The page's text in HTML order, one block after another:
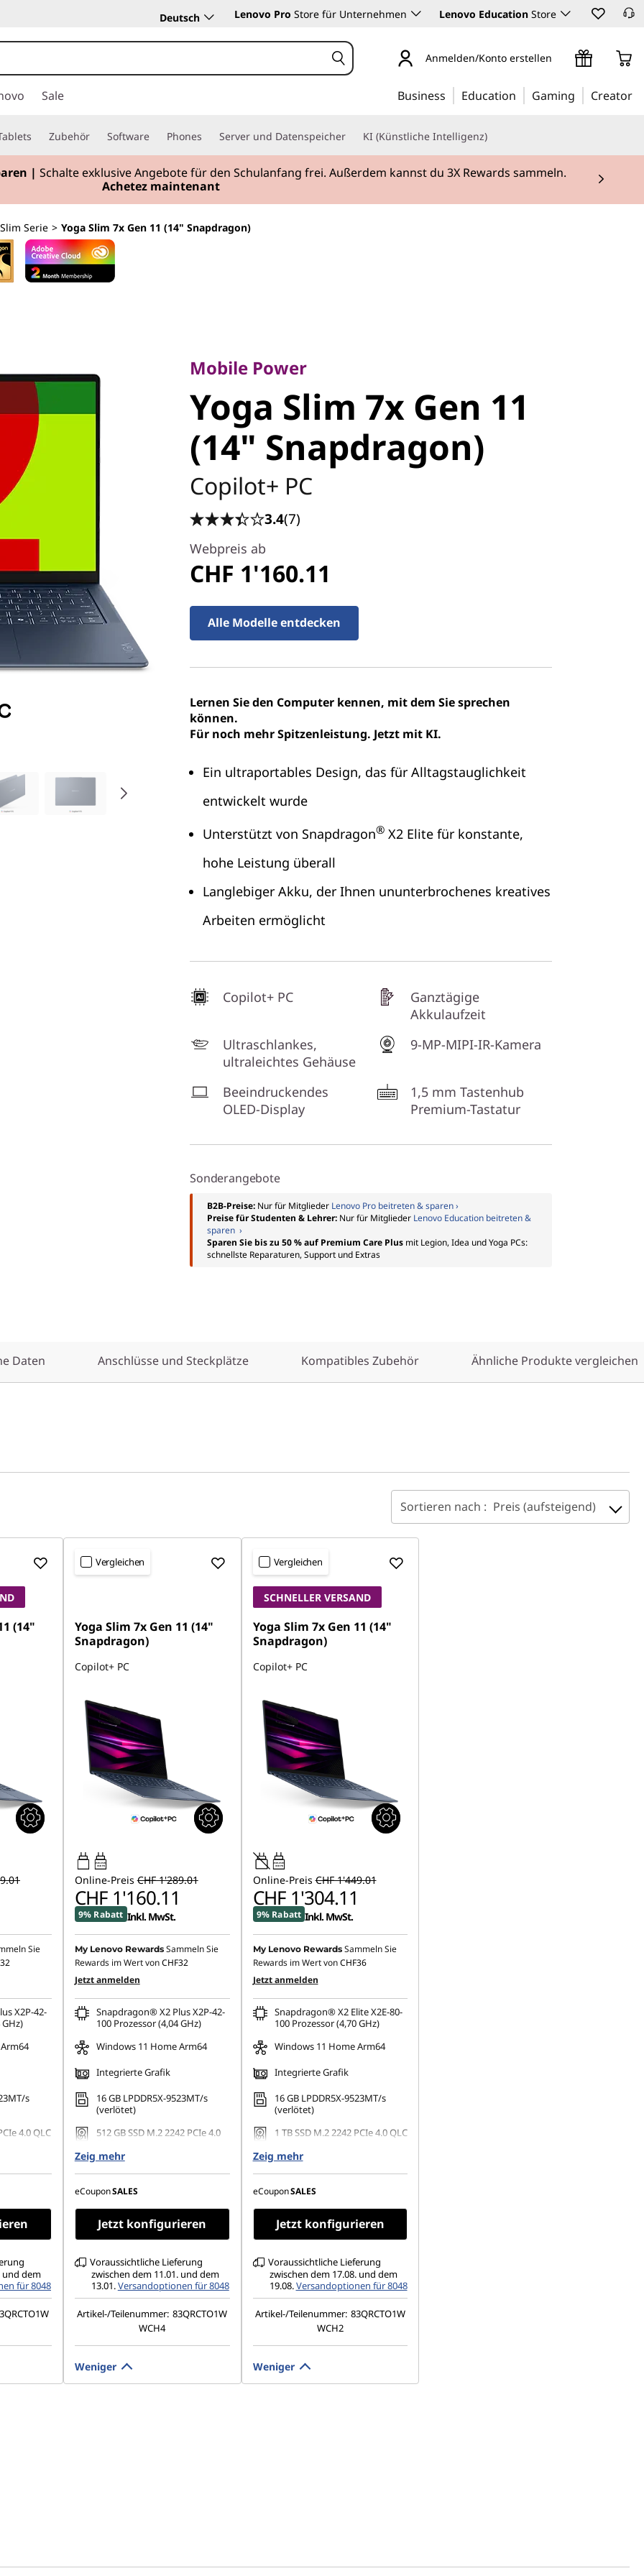
Deutsch Lenovo Pro Store für Unternehmen Lenovo Education Store
Anmelden/Konto erstellen
Sale Business Education Gaming Creator
Zubehör Software Phones Server und Datenspeicher KI (Künstliche Intelligenz)
| Schalte exklusive Angebote für den Schulanfang frei. Außerdem kannst du 3X Rewards sammeln.
Achetez maintenant
Serie > Yoga Slim 7x Gen 11 (14" Snapdragon)
Yoga Slim 7x Gen 11
(14" Snapdragon)
Mobile Power
Yoga Slim 7x Gen 11
(14" Snapdragon)
Copilot+ PC
3.4(7)
Webpreis ab
CHF 1'160.11
Alle Modelle entdecken
Lernen Sie den Computer kennen, mit dem Sie sprechen
können.
Für noch mehr Spitzenleistung. Jetzt mit KI.
Ein ultraportables Design, das für Alltagstauglichkeit
entwickelt wurde
Unterstützt von Snapdragon® X2 Elite für konstante,
hohe Leistung überall
Langlebiger Akku, der Ihnen ununterbrochenes kreatives
Arbeiten ermöglicht
Copilot+ PC
Ganztägige
Akkulaufzeit
Ultraschlankes,
ultraleichtes Gehäuse
9-MP-MIPI-IR-Kamera
Beeindruckendes
OLED-Display
1,5 mm Tastenhub
Premium-Tastatur
Sonderangebote
B2B-Preise: Nur für Mitglieder Lenovo Pro beitreten & sparen ›
Preise für Studenten & Lehrer: Nur für Mitglieder Lenovo Education beitreten &
sparen ›
Sparen Sie bis zu 50 % auf Premium Care Plus mit Legion, Idea und Yoga PCs:
schnellste Reparaturen, Support und Extras
Daten Anschlüsse und Steckplätze Kompatibles Zubehör Ähnliche Produkte vergleichen
Sortieren nach : Preis (aufsteigend)
(14"
Sie
X2P-42-
s
4.0 QLC
und dem
für 8048
Vergleichen
Yoga Slim 7x Gen 11 (14"
Snapdragon)
Copilot+ PC
45W-65W
USB PD
Online-Preis CHF 1'289.01
CHF 1'160.11
9% Rabatt Inkl. MwSt.
My Lenovo Rewards Sammeln Sie
Rewards im Wert vonCHF32
Jetzt anmelden
Snapdragon® X2 Plus X2P-42-
100 Prozessor (4,04 GHz)
Windows 11 Home Arm64
Integrierte Grafik
16 GB LPDDR5X-9523MT/s
(verlötet)
512 GB SSD M.2 2242 PCIe 4.0
OLED, spiegelnd, Non-Touch,
HDR 500 True Black, 100% DCI-
Zeig mehr
eCouponSALES
Jetzt konfigurieren
Voraussichtliche Lieferung
zwischen dem 11.01. und dem
13.01.Versandoptionen für 8048
Artikel-/Teilenummer: 83QRCTO1W
WCH4
Weniger
Vergleichen
SCHNELLER VERSAND
Yoga Slim 7x Gen 11 (14"
Snapdragon)
Copilot+ PC
45W-65W
USB PD
Online-Preis CHF 1'449.01
CHF 1'304.11
9% Rabatt Inkl. MwSt.
My Lenovo Rewards Sammeln Sie
Rewards im Wert vonCHF36
Jetzt anmelden
Snapdragon® X2 Elite X2E-80-
100 Prozessor (4,70 GHz)
Windows 11 Home Arm64
Integrierte Grafik
16 GB LPDDR5X-9523MT/s
(verlötet)
1 TB SSD M.2 2242 PCIe 4.0 QLC
14" WUXGA (1920 x 1200),
400 cd/m², 60 Hz, glas
Zeig mehr
eCouponSALES
Jetzt konfigurieren
Voraussichtliche Lieferung
zwischen dem 17.08. und dem
19.08.Versandoptionen für 8048
Artikel-/Teilenummer: 83QRCTO1W
WCH2
Weniger